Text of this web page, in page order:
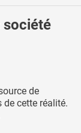
société
de
cette réalité.